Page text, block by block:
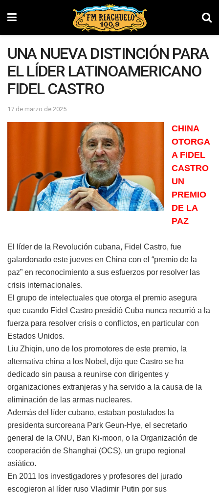
UNA NUEVA DISTINCIÓN PARA
EL LÍDER LATINOAMERICANO
FIDEL CASTRO
17 de marzo de 2025
CHINA
OTORGA
A FIDEL
CASTRO
UN
PREMIO
DE LA
PAZ
El líder de la Revolución cubana, Fidel Castro, fue
galardonado este jueves en China con el “premio de la
paz” en reconocimiento a sus esfuerzos por resolver las
crisis internacionales.
El grupo de intelectuales que otorga el premio asegura
que cuando Fidel Castro presidió Cuba nunca recurrió a la
fuerza para resolver crisis o conflictos, en particular con
Estados Unidos.
Liu Zhiqin, uno de los promotores de este premio, la
alternativa china a los Nobel, dijo que Castro se ha
dedicado sin pausa a reunirse con dirigentes y
organizaciones extranjeras y ha servido a la causa de la
eliminación de las armas nucleares.
Además del líder cubano, estaban postulados la
presidenta surcoreana Park Geun-Hye, el secretario
general de la ONU, Ban Ki-moon, o la Organización de
cooperación de Shanghai (OCS), un grupo regional
asiático.
En 2011 los investigadores y profesores del jurado
escogieron al líder ruso Vladimir Putin por sus